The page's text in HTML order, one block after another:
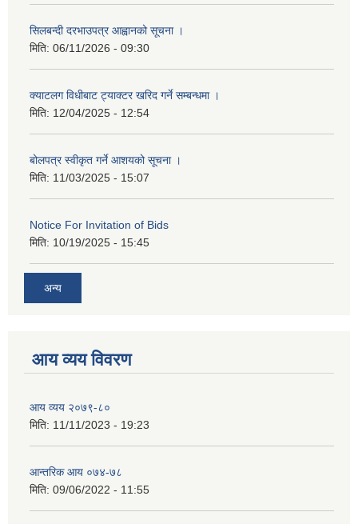
सिलबन्दी दरभाउपत्र आह्वानको सूचना ।
मिति: 06/11/2026 - 09:30
क्याटलग विधीबाट ट्याक्टर खरिद गर्ने सम्बन्धमा ।
मिति: 12/04/2025 - 12:54
बोलपत्र स्वीकृत गर्ने आशयको सूचना ।
मिति: 11/03/2025 - 15:07
Notice For Invitation of Bids
मिति: 10/19/2025 - 15:45
अन्य
आय व्यय विवरण
आय व्यय २०७९-८०
मिति: 11/11/2023 - 19:23
आन्तरिक आय ०७४-७८
मिति: 09/06/2022 - 11:55